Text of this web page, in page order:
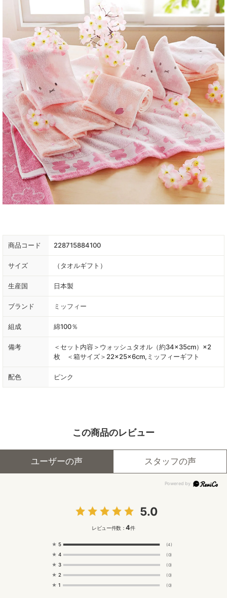
商品コード 228715884100
サイズ （タオルギフト）
生産国 日本製
ブランド ミッフィー
組成 綿100％
備考
＜セット内容＞ウォッシュタオル（約34×35cm）×2
枚 ＜箱サイズ＞22×25×6cm,ミッフィーギフト
配色 ピンク
この商品のレビュー
ユーザーの声 スタッフの声
5.0
レビュー件数：4件
★ 5 (4)
★ 4 (0)
★ 3 (0)
★ 2 (0)
★ 1 (0)